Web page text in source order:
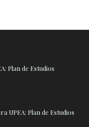
Plan de Estudios
UPEA: Plan de Estudios